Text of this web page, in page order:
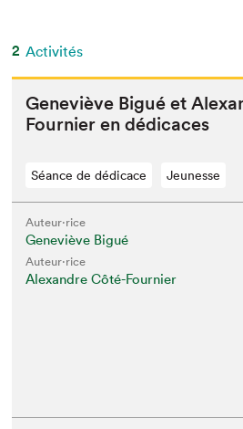
2 Activités
Geneviève Bigué et
Fournier en dédicaces
Séance de dédicace Jeunesse
Auteur·rice
Geneviève Bigué
Auteur·rice
Alexandre Côté-Fournier